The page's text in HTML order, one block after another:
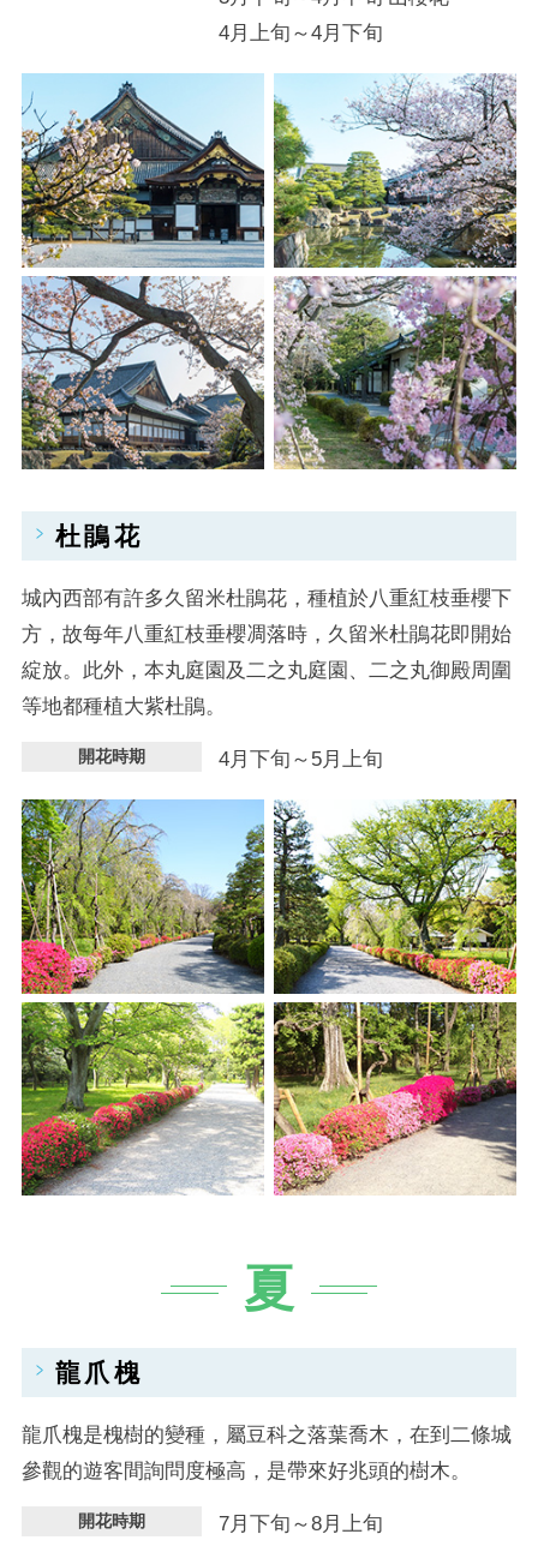
4月上旬～4月下旬
杜鵑花
城內西部有許多久留米杜鵑花，種植於八重紅枝垂櫻下
方，故每年八重紅枝垂櫻凋落時，久留米杜鵑花即開始
綻放。此外，本丸庭園及二之丸庭園、二之丸御殿周圍
等地都種植大紫杜鵑。
開花時期 4月下旬～5月上旬
夏
龍爪槐
龍爪槐是槐樹的變種，屬豆科之落葉喬木，在到二條城
參觀的遊客間詢問度極高，是帶來好兆頭的樹木。
開花時期 7月下旬～8月上旬